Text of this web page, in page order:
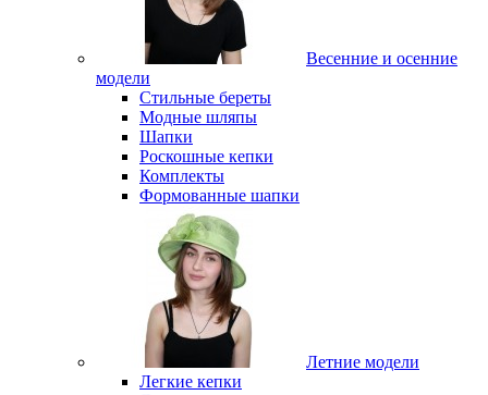
Весенние и осенние
модели
Стильные береты
Модные шляпы
Шапки
Роскошные кепки
Комплекты
Формованные шапки
Летние модели
Легкие кепки